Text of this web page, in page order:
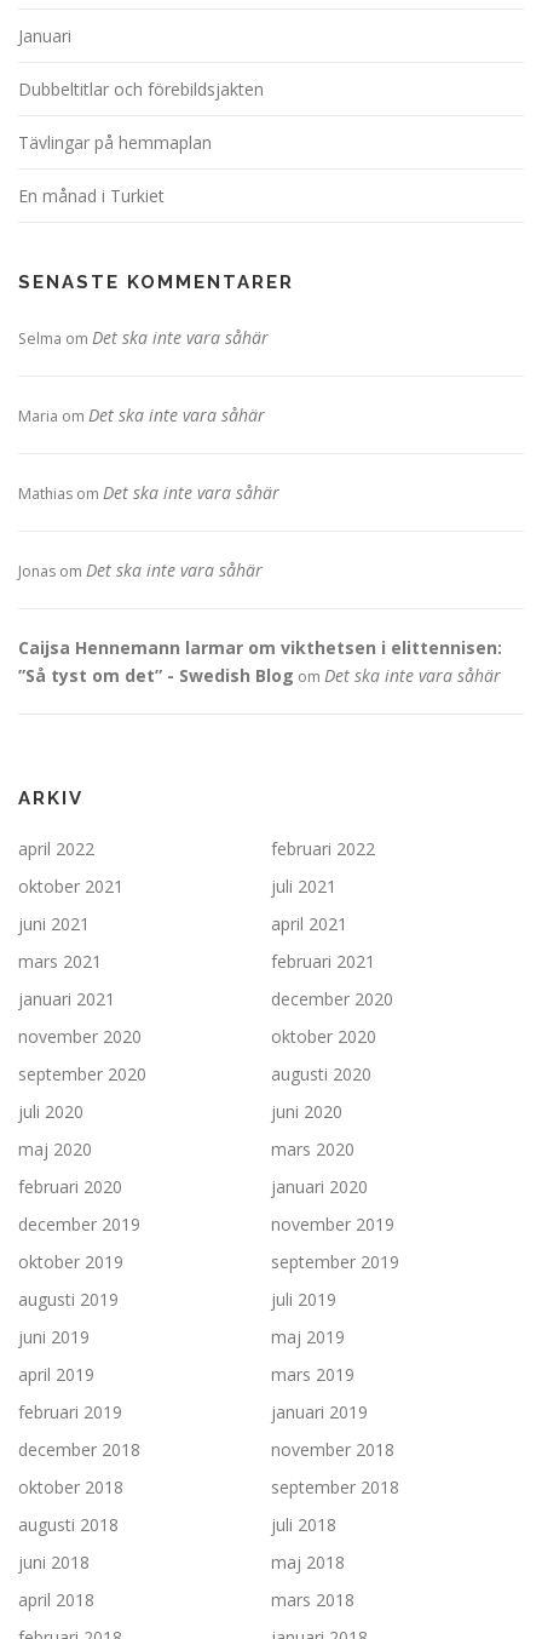
Januari
Dubbeltitlar och förebildsjakten
Tävlingar på hemmaplan
En månad i Turkiet
SENASTE KOMMENTARER
Selma om Det ska inte vara såhär
Maria om Det ska inte vara såhär
Mathias om Det ska inte vara såhär
Jonas om Det ska inte vara såhär
Caijsa Hennemann larmar om vikthetsen i elittennisen:
”Så tyst om det” - Swedish Blog om Det ska inte vara såhär
ARKIV
april 2022
februari 2022
oktober 2021
juli 2021
juni 2021
april 2021
mars 2021
februari 2021
januari 2021
december 2020
november 2020
oktober 2020
september 2020
augusti 2020
juli 2020
juni 2020
maj 2020
mars 2020
februari 2020
januari 2020
december 2019
november 2019
oktober 2019
september 2019
augusti 2019
juli 2019
juni 2019
maj 2019
april 2019
mars 2019
februari 2019
januari 2019
december 2018
november 2018
oktober 2018
september 2018
augusti 2018
juli 2018
juni 2018
maj 2018
april 2018
mars 2018